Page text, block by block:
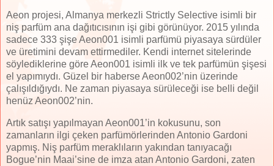
Aeon projesi, Almanya merkezli Strictly Selective isimli bir
niş parfüm ana dağıtıcısının işi gibi görünüyor. 2015 yılında
sadece 333 şişe Aeon001 isimli parfümü piyasaya sürdüler
ve üretimini devam ettirmediler. Kendi internet sitelerinde
söylediklerine göre Aeon001 isimli ilk ve tek parfümün şişesi
el yapımıydı. Güzel bir haberse Aeon002’nin üzerinde
çalışıldığıydı. Ne zaman piyasaya sürüleceği ise belli değil
henüz Aeon002’nin.
Artık satışı yapılmayan Aeon001’in kokusunu, son
zamanların ilgi çeken parfümörlerinden Antonio Gardoni
yapmış. Niş parfüm meraklıların yakından tanıyacağı
Bogue’nin Maai’sine de imza atan Antonio Gardoni, zaten